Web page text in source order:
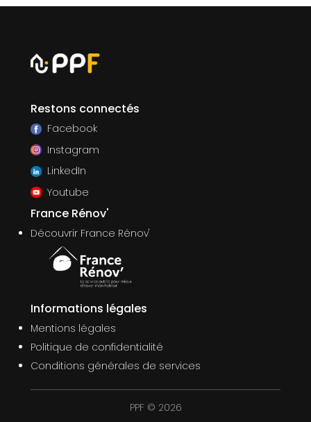
Restons connectés
Facebook
Instagram
LinkedIn
Youtube
France Rénov'
Découvrir France Rénov'
Informations légales
Mentions légales
Politique de confidentialité
Conditions générales de services
PPF © 2026